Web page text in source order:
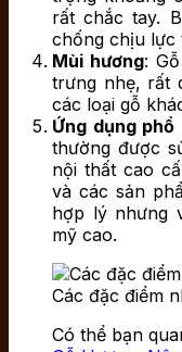
rất chắc tay.
chống chịu lực
Mùi hương:
trưng nhẹ, rất
các loại gỗ
Ứng dụng phổ
thường được
nội thất cao
và các sản
hợp lý nhưng
mỹ cao.
Các đặc điểm
Có thể bạn